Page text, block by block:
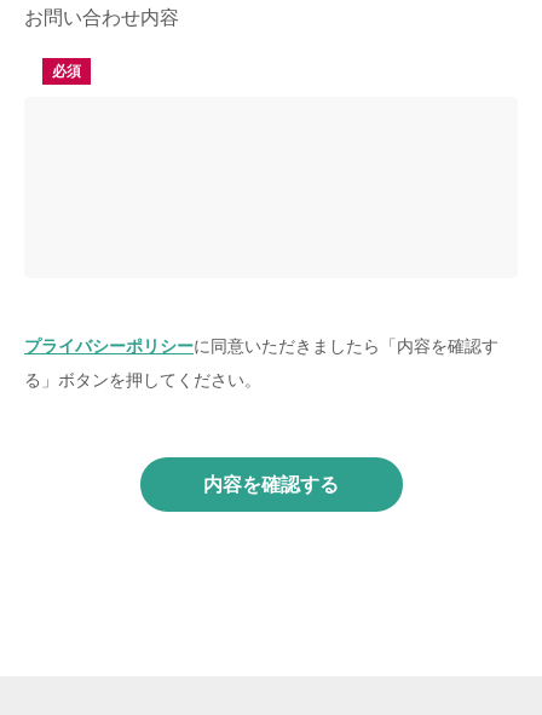
お問い合わせ内容
必須
プライバシーポリシーに同意いただきましたら「内容を確認す
る」ボタンを押してください。